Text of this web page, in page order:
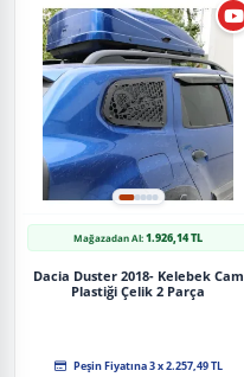
Mağazadan Al:1.926,14 TL
Dacia Duster 2018- Kelebek Cam
Plastiği Çelik 2 Parça
Peşin Fiyatına 3 x 2.257,49 TL